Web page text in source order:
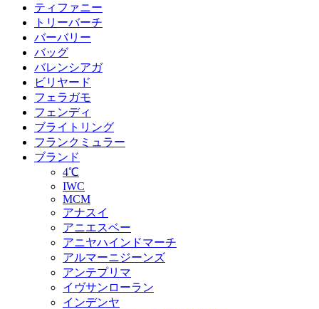
ティファニー
トリーバーチ
バーバリー
バッグ
バレンシアガ
ビリヤード
フェラガモ
フェンディ
ブライトリング
フランクミュラー
ブランド
4℃
IWC
MCM
アナスイ
アニエスベー
アニヤハインドマーチ
アルマーニジーンズ
アンテプリマ
イヴサンローラン
インデンヤ